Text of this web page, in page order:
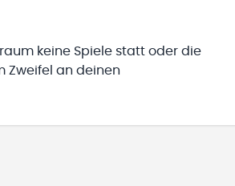
keine Spiele statt oder die
Zweifel an deinen